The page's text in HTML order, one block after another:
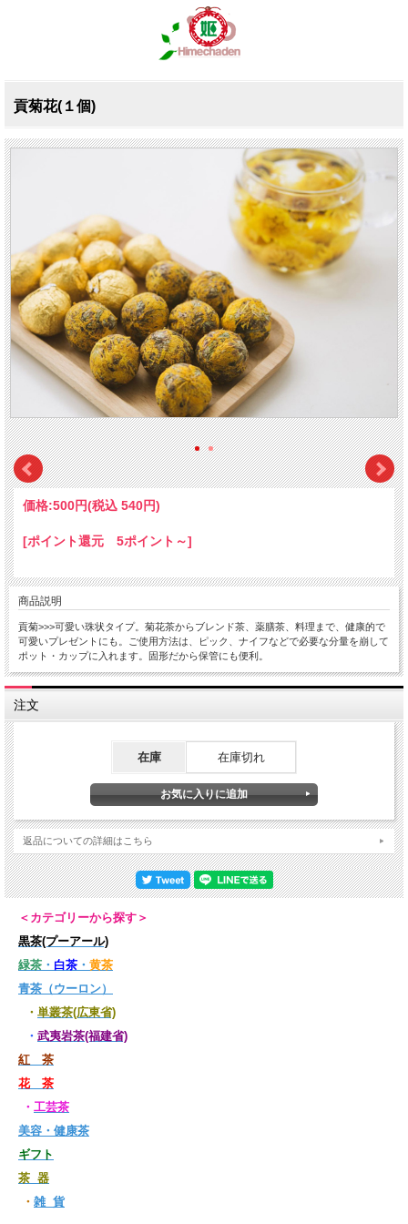
貢菊花(１個)
価格:500円(税込 540円)
[ポイント還元 5ポイント～]
商品説明
貢菊>>>可愛い珠状タイプ。菊花茶からブレンド茶、薬膳茶、料理まで、健康的で
可愛いプレゼントにも。ご使用方法は、ピック、ナイフなどで必要な分量を崩して
ポット・カップに入れます。固形だから保管にも便利。
注文
在庫 在庫切れ
返品についての詳細はこちら
＜カテゴリーから探す＞
黒茶(プーアール)
緑茶 ・ 白茶 ・ 黄茶
青茶（ウーロン）
・ 単叢茶(広東省)
・ 武夷岩茶(福建省)
紅 茶
花 茶
・ 工芸茶
美容・健康茶
ギフト
茶 器
・ 雑 貨